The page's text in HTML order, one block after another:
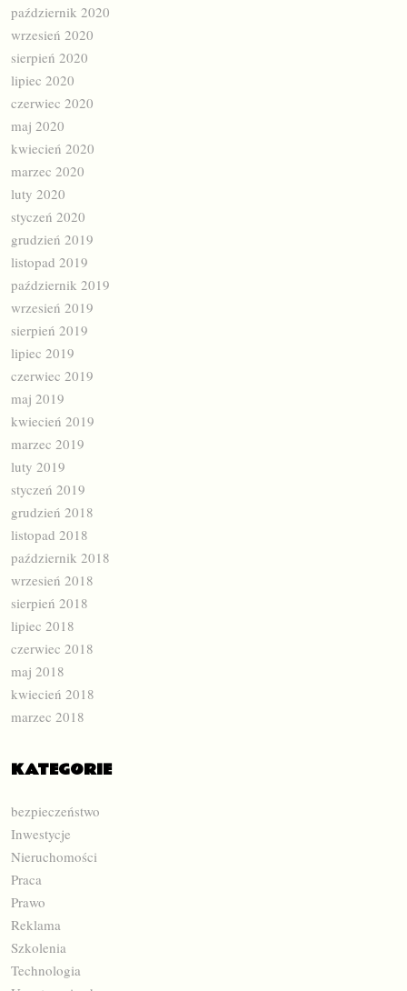
październik 2020
wrzesień 2020
sierpień 2020
lipiec 2020
czerwiec 2020
maj 2020
kwiecień 2020
marzec 2020
luty 2020
styczeń 2020
grudzień 2019
listopad 2019
październik 2019
wrzesień 2019
sierpień 2019
lipiec 2019
czerwiec 2019
maj 2019
kwiecień 2019
marzec 2019
luty 2019
styczeń 2019
grudzień 2018
listopad 2018
październik 2018
wrzesień 2018
sierpień 2018
lipiec 2018
czerwiec 2018
maj 2018
kwiecień 2018
marzec 2018
KATEGORIE
bezpieczeństwo
Inwestycje
Nieruchomości
Praca
Prawo
Reklama
Szkolenia
Technologia